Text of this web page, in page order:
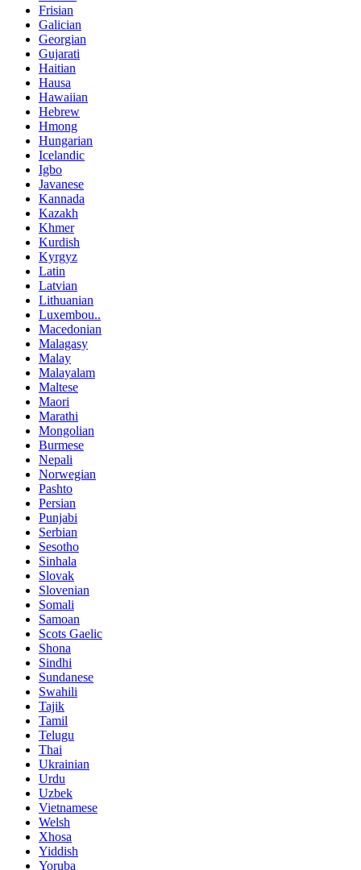
Frisian
Galician
Georgian
Gujarati
Haitian
Hausa
Hawaiian
Hebrew
Hmong
Hungarian
Icelandic
Igbo
Javanese
Kannada
Kazakh
Khmer
Kurdish
Kyrgyz
Latin
Latvian
Lithuanian
Luxembou..
Macedonian
Malagasy
Malay
Malayalam
Maltese
Maori
Marathi
Mongolian
Burmese
Nepali
Norwegian
Pashto
Persian
Punjabi
Serbian
Sesotho
Sinhala
Slovak
Slovenian
Somali
Samoan
Scots Gaelic
Shona
Sindhi
Sundanese
Swahili
Tajik
Tamil
Telugu
Thai
Ukrainian
Urdu
Uzbek
Vietnamese
Welsh
Xhosa
Yiddish
Yoruba